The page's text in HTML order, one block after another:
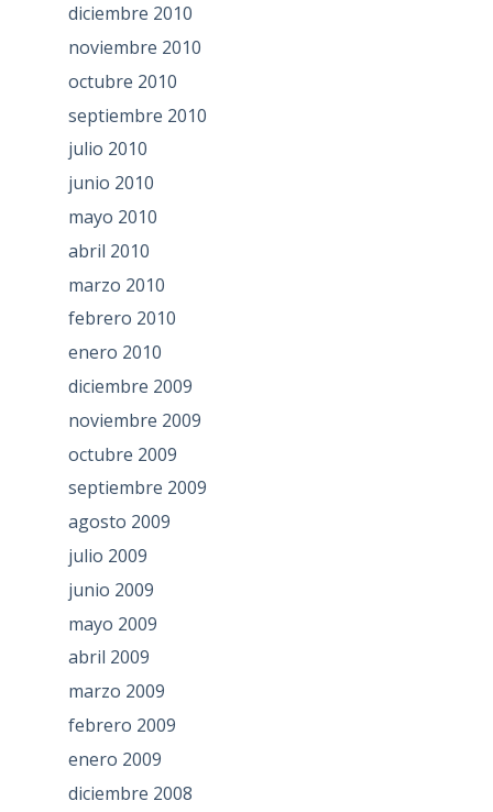
diciembre 2010
noviembre 2010
octubre 2010
septiembre 2010
julio 2010
junio 2010
mayo 2010
abril 2010
marzo 2010
febrero 2010
enero 2010
diciembre 2009
noviembre 2009
octubre 2009
septiembre 2009
agosto 2009
julio 2009
junio 2009
mayo 2009
abril 2009
marzo 2009
febrero 2009
enero 2009
diciembre 2008